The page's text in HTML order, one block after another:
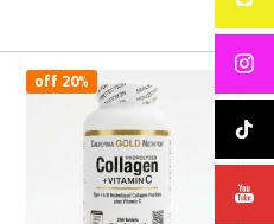
20% off